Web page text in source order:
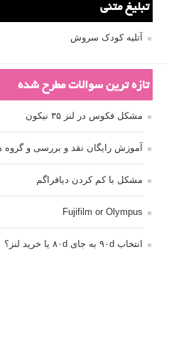
تبلیغ متنی
آتلیه کودک سروش
تازه ترین سوالات مطرح شده
مشکل فکوس در لنز ۳۵ نیکون
آموزش رایگان نقد و بررسی و گروه
مشکل با کم کردن دیافراگم
Fujifilm or Olympus
انتخاب ۹۰d به جای ۸۰d یا خرید لنز؟